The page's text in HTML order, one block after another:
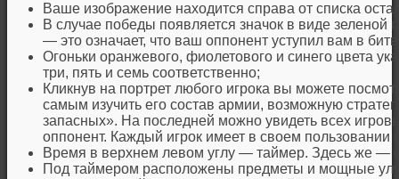
Ваше изображение находится справа от списка
В случае победы появляется значок в виде зеленой
— это означает, что ваш оппонент уступил вам в
Огоньки оранжевого, фиолетового и синего цвета
три, пять и семь соответственно;
Кликнув на портрет любого игрока вы можете
самым изучить его состав армии, возможную
запасных». На последней можно увидеть всех
оппонент. Каждый игрок имеет в своем пользовании
Время в верхнем левом углу — таймер. Здесь же —
Под таймером расположены предметы и мощные